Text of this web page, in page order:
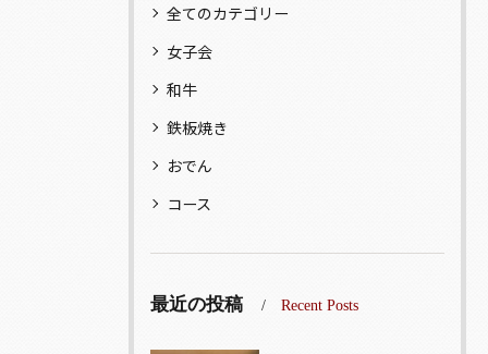
全てのカテゴリー
女子会
和牛
鉄板焼き
おでん
コース
最近の投稿 Recent Posts